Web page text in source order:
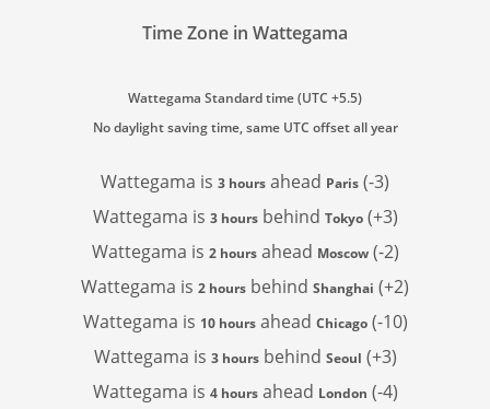
Time Zone in Wattegama
Wattegama Standard time (UTC +5.5)
No daylight saving time, same UTC offset all year
Wattegama is 3 hours ahead Paris (-3)
Wattegama is 3 hoursbehind Tokyo(+3)
Wattegama is 2 hoursahead Moscow(-2)
Wattegama is 2 hours behind Shanghai (+2)
Wattegama is 10 hoursahead Chicago(-10)
Wattegama is 3 hoursbehind Seoul (+3)
Wattegama is 4 hoursahead London (-4)